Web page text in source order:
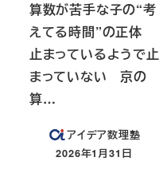
算数が苦手な子の“考
えてる時間”の正体
止まっているようで止
まっていない 京の
算…
アイデア数理塾
投稿日
2026年1月31日